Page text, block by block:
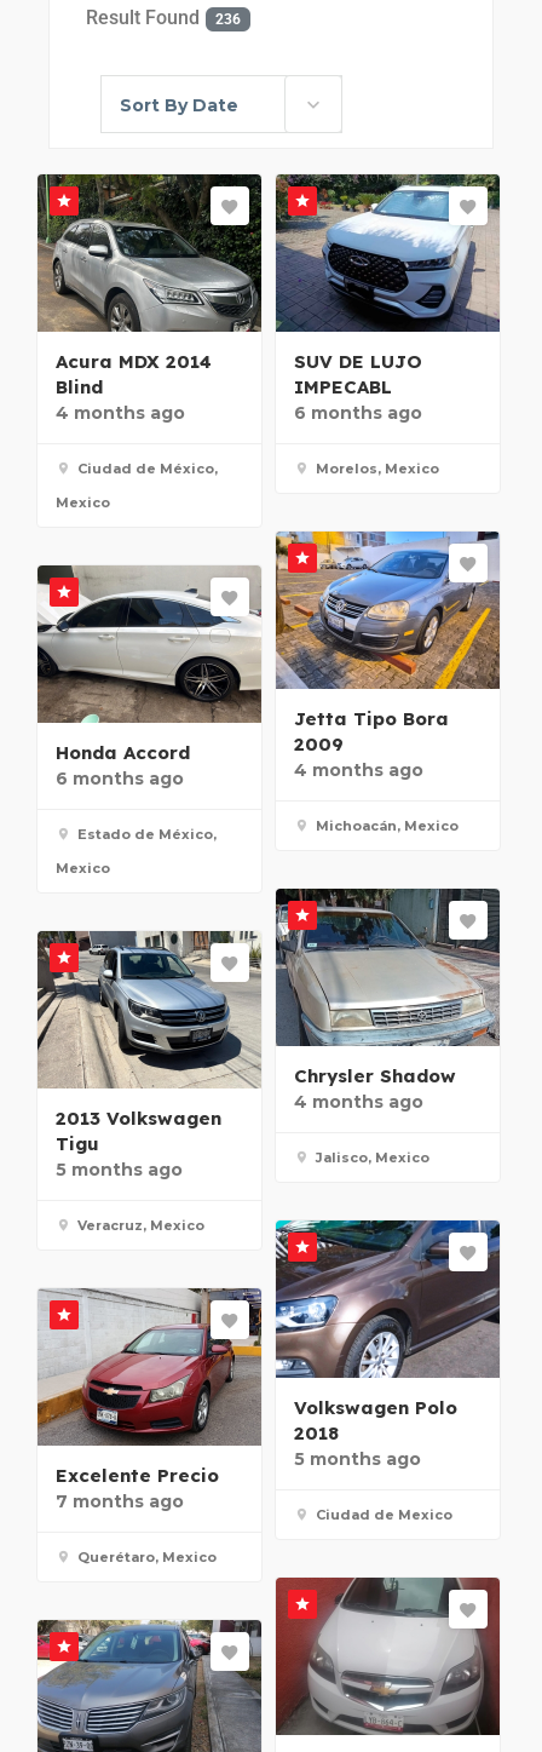
Result Found 236
Sort By Date
Acura MDX 2014
Blind
4 months ago
Ciudad de México,
Mexico
SUV DE LUJO
IMPECABL
6 months ago
Morelos, Mexico
Jetta Tipo Bora
2009
4 months ago
Michoacán, Mexico
Honda Accord
6 months ago
Estado de México,
Mexico
Chrysler Shadow
4 months ago
Jalisco, Mexico
2013 Volkswagen
Tigu
5 months ago
Veracruz, Mexico
Volkswagen Polo
2018
5 months ago
Ciudad de Mexico
Excelente Precio
7 months ago
Querétaro, Mexico